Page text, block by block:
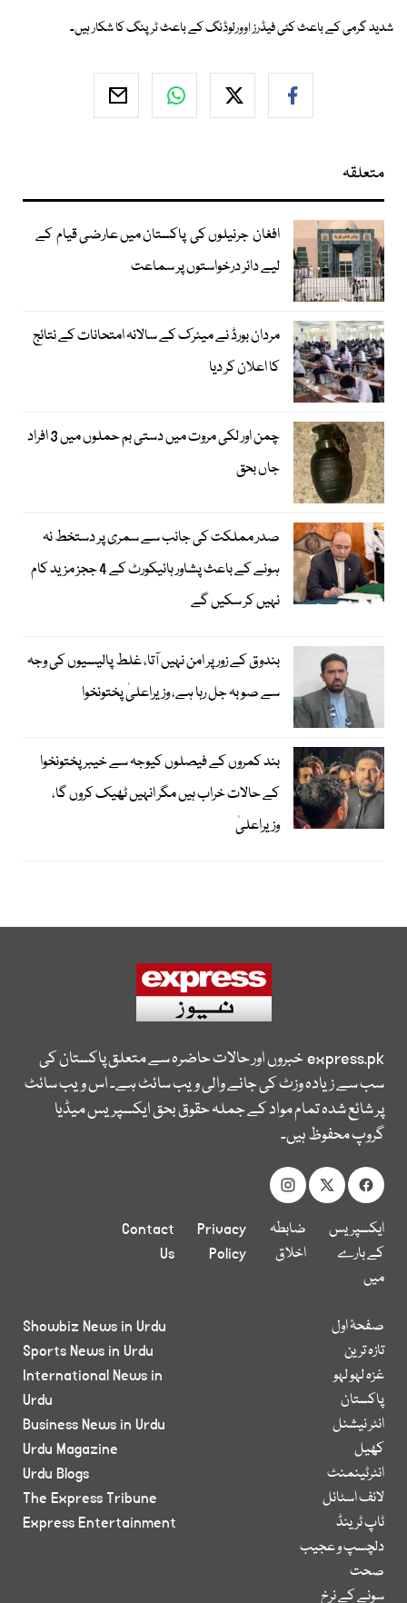
شدید گرمی کے باعث کئی فیڈرز اوورلوڈنگ کے باعث ٹرپنگ کا شکار ہیں۔
متعلقہ
افغان جرنیلوں کی پاکستان میں عارضی قیام کے
لیے دائر درخواستوں پر سماعت
مردان بورڈ نے میٹرک کے سالانہ امتحانات کے نتائج
کا اعلان کر دیا
چمن اور لکی مروت میں دستی بم حملوں میں 3 افراد
جاں بحق
صدر مملکت کی جانب سے سمری پر دستخط نہ
ہونے کے باعث پشاور ہائیکورٹ کے 4 ججز مزید کام
نہیں کر سکیں گے
بندوق کے زور پر امن نہیں آتا، غلط پالیسیوں کی وجہ
سے صوبہ جل رہا ہے، وزیراعلیٰ پختونخوا
بند کمروں کے فیصلوں کیوجہ سے خیبرپختونخوا
کے حالات خراب ہیں مگر انہیں ٹھیک کروں گا،
وزیراعلیٰ
express.pkخبروں اور حالات حاضرہ سے متعلق پاکستان کی
سب سے زیادہ وزٹ کی جانے والی ویب سائٹ ہے۔ اس ویب سائٹ
پر شائع شدہ تمام مواد کے جملہ حقوق بحق ایکسپریس میڈیا
گروپ محفوظ ہیں۔
ایکسپریس
کے بارے
میں
ضابطہ
اخلاق
Privacy
Policy
Contact
Us
صفحۂ اول
تازہ ترین
غزہ لہو لہو
پاکستان
انٹر نیشنل
کھیل
انٹرٹینمنٹ
لائف اسٹائل
ٹاپ ٹرینڈ
دلچسپ و عجیب
صحت
سونے کے نرخ
Showbiz News in Urdu
Sports News in Urdu
International News in
Urdu
Business News in Urdu
Urdu Magazine
Urdu Blogs
The Express Tribune
Express Entertainment